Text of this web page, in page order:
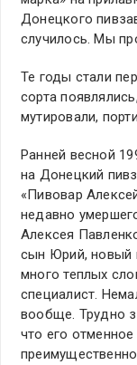
Донецкого
случилось. Мы
Те годы стали
сорта
мутировали,
Ранней весной
на Донецкий
«Пивовар
недавно
Алексея
сын Юрий, новый
много теплых
специалист.
вообще. Трудно
что его